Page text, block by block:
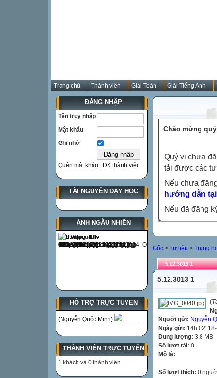
Trang chủ Thành viên Giải Toán Giải Tiếng Anh
ĐĂNG NHẬP
Tên truy nhập
Mật khẩu
Ghi nhớ
Quên mật khẩu ĐK thành viên
TÀI NGUYÊN DẠY HỌC
ẢNH NGẪU NHIÊN
HỖ TRỢ TRỰC TUYẾN
(Nguyễn Quốc Minh)
THÀNH VIÊN TRỰC TUYẾN
1 khách và 0 thành viên
Chào mừng
Quý vị chưa
tải được các
Nếu chưa
hướng dẫn
Nếu đã đăng
Gốc > Tư liệu > Trung
5.12.3013 1
5.12.3013 1
(
Người gửi: Nguyễn
Ngày gửi: 14h:02'
Dung lượng: 3.8 MB
Số lượt tải: 0
Mô tả:
Số lượt thích: 0